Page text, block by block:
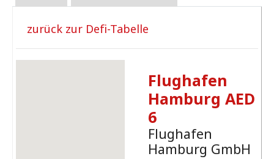
zurück zur Defi-Tabelle
Flughafen
Hamburg AED
6
Flughafen
Hamburg GmbH